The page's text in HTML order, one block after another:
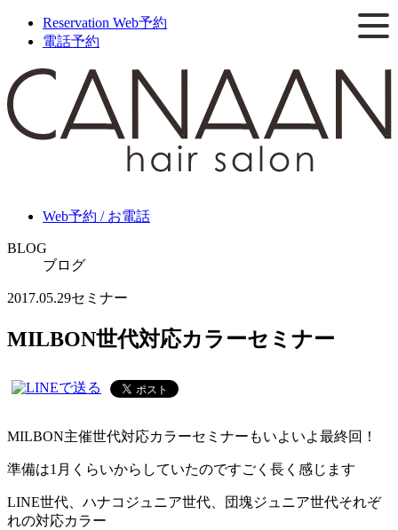
Reservation Web予約
電話予約
Web予約 / お電話
BLOG
ブログ
2017.05.29セミナー
MILBON世代対応カラーセミナー
MILBON主催世代対応カラーセミナーもいよいよ最終回！
準備は1月くらいからしていたのですごく長く感じます
LINE世代、ハナコジュニア世代、団塊ジュニア世代それぞ
れの対応カラー